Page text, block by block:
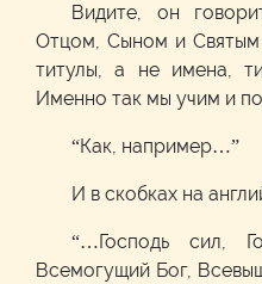
Видите, он
Отцом, Сыном и Святым
титулы, а не имена,
Именно так мы учим и
“Как, например…”
И в скобках на
“…Господь сил,
Всемогущий Бог,